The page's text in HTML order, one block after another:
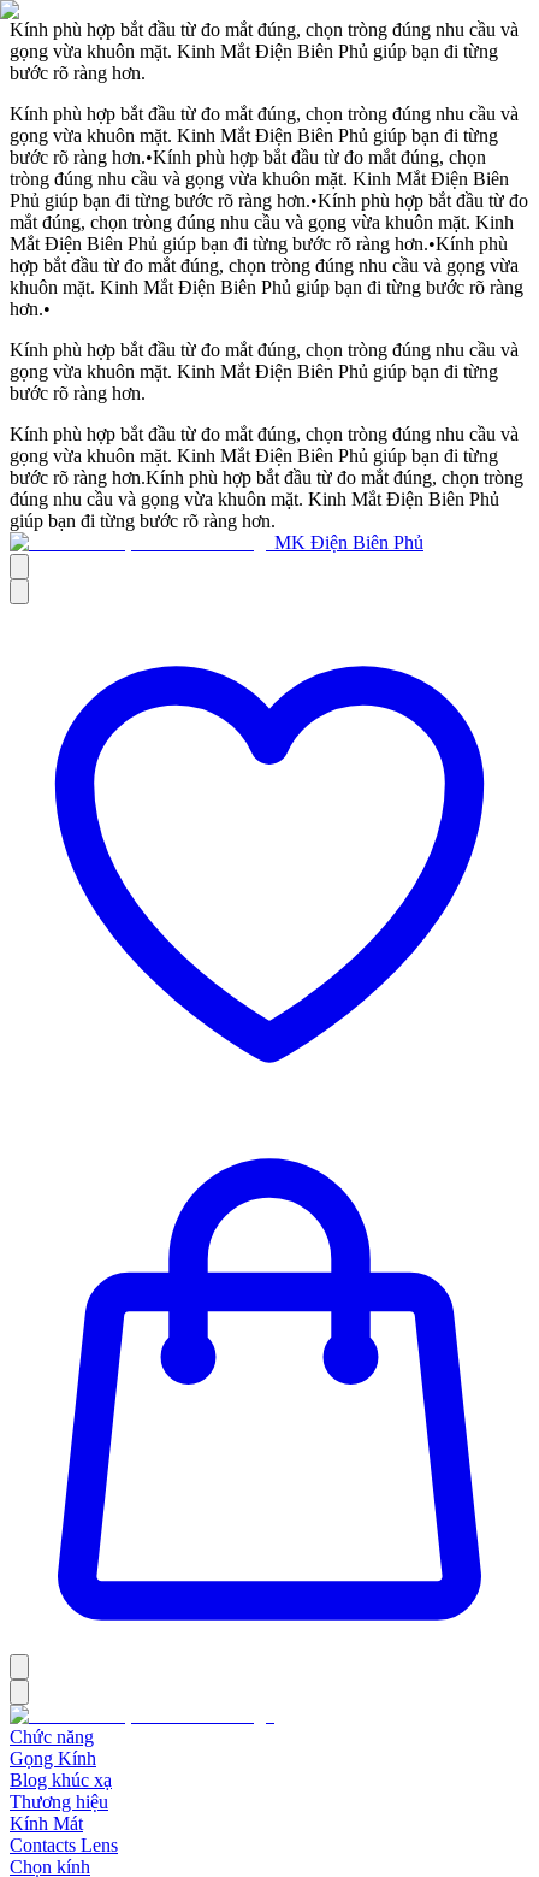
Kính phù hợp bắt đầu từ đo mắt đúng, chọn tròng đúng nhu cầu và
gọng vừa khuôn mặt. Kinh Mắt Điện Biên Phủ giúp bạn đi từng
bước rõ ràng hơn.
Kính phù hợp bắt đầu từ đo mắt đúng, chọn tròng đúng nhu cầu và
gọng vừa khuôn mặt. Kinh Mắt Điện Biên Phủ giúp bạn đi từng
bước rõ ràng hơn.•Kính phù hợp bắt đầu từ đo mắt đúng, chọn
tròng đúng nhu cầu và gọng vừa khuôn mặt. Kinh Mắt Điện Biên
Phủ giúp bạn đi từng bước rõ ràng hơn.•Kính phù hợp bắt đầu từ đo
mắt đúng, chọn tròng đúng nhu cầu và gọng vừa khuôn mặt. Kinh
Mắt Điện Biên Phủ giúp bạn đi từng bước rõ ràng hơn.•Kính phù
hợp bắt đầu từ đo mắt đúng, chọn tròng đúng nhu cầu và gọng vừa
khuôn mặt. Kinh Mắt Điện Biên Phủ giúp bạn đi từng bước rõ ràng
hơn.•
Kính phù hợp bắt đầu từ đo mắt đúng, chọn tròng đúng nhu cầu và
gọng vừa khuôn mặt. Kinh Mắt Điện Biên Phủ giúp bạn đi từng
bước rõ ràng hơn.
Kính phù hợp bắt đầu từ đo mắt đúng, chọn tròng đúng nhu cầu và
gọng vừa khuôn mặt. Kinh Mắt Điện Biên Phủ giúp bạn đi từng
bước rõ ràng hơn.Kính phù hợp bắt đầu từ đo mắt đúng, chọn tròng
đúng nhu cầu và gọng vừa khuôn mặt. Kinh Mắt Điện Biên Phủ
giúp bạn đi từng bước rõ ràng hơn.
MK Điện Biên Phủ
Chức năng
Gọng Kính
Blog khúc xạ
Thương hiệu
Kính Mát
Contacts Lens
Chọn kính